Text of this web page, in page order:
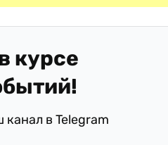
курсе
в Telegram